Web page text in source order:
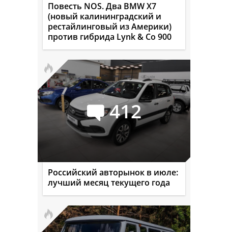
Повесть NOS. Два BMW X7
(новый калининградский и
рестайлинговый из Америки)
против гибрида Lynk & Co 900
412
Российский авторынок в июле:
лучший месяц текущего года